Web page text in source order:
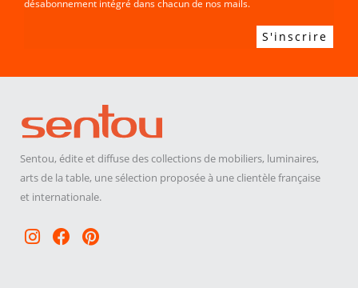
désabonnement intégré dans chacun de nos mails.
Sentou, édite et diffuse des collections de mobiliers, luminaires,
arts de la table, une sélection proposée à une clientèle française
et internationale.
Instagram
Facebook
Pinterest